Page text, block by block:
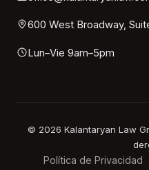
600 West Broadway,
Lun–Vie 9am–5pm
© 2026 Kalantaryan Law
Política de Privacidad